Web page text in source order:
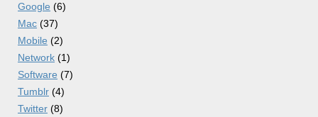
Google (6)
Mac (37)
Mobile (2)
Network (1)
Software (7)
Tumblr (4)
Twitter (8)